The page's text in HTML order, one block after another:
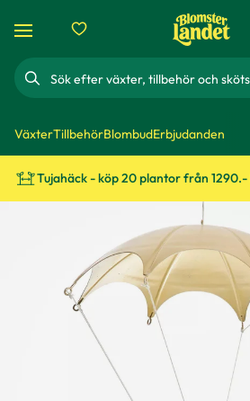
Sök
VäxterTillbehörBlombudErbjudanden
Tujahäck - köp 20 plantor från 1290.-